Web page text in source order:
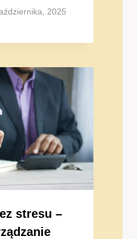
2025
stresu –